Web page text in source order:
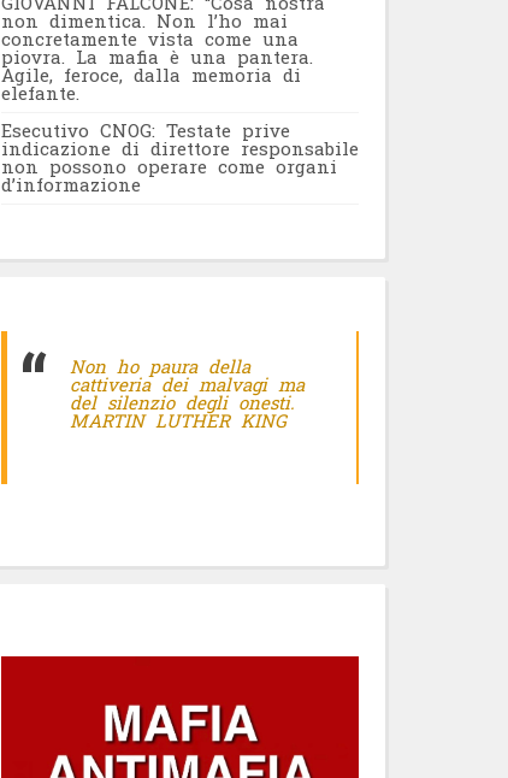
non dimentica. Non l’ho mai
concretamente vista come una
piovra. La mafia è una pantera.
Agile, feroce, dalla memoria di
elefante.
Esecutivo CNOG: Testate prive
indicazione di direttore responsabile
non possono operare come organi
d’informazione
Non ho paura della
cattiveria dei malvagi ma
del silenzio degli onesti.
MARTIN LUTHER KING